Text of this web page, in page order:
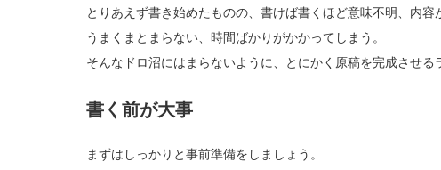
とりあえず書き始めたものの、書けば書くほど意味不明、内容
うまくまとまらない、時間ばかりがかかってしまう。
そんなドロ沼にはまらないように、とにかく原稿を完成させる
書く前が大事
まずはしっかりと事前準備をしましょう。